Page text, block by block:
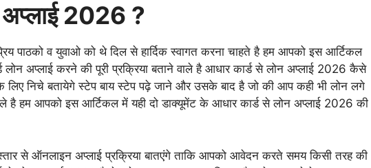
अप्लाई 2026 ?
पाठको व युवाओ को थे दिल से हार्दिक स्वागत करना चाहते है हम आपको इस आर्टिकल
लोन अप्लाई करने की पूरी प्रक्रिया बताने वाले है आधार कार्ड से लोन अप्लाई 2026 कैसे
लिए निचे बतायेगे स्टेप बाय स्टेप पढ़े जाने और उसके बाद है जो की आप कही भी लोन लगे
है हम आपको इस आर्टिकल में यही दो डाक्यूमेंट के आधार कार्ड से लोन अप्लाई 2026 की
से ऑनलाइन अप्लाई प्रक्रिया बातएंगे ताकि आपको आवेदन करते समय किसी तरह की